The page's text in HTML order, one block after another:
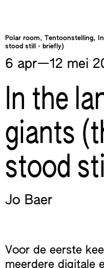
Polar room, Tentoonstelling,
stood still - briefly)
6 apr—​12 mei
In the
giants
stood
Jo Baer
Voor de eerste
meerdere digitale